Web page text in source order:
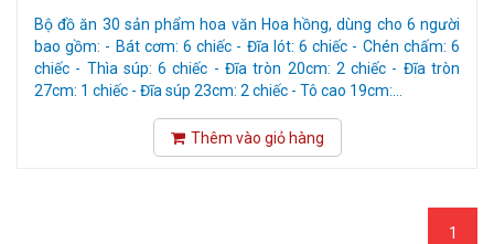
Bộ đồ ăn 30 sản phẩm hoa văn Hoa hồng, dùng cho 6 người
bao gồm: - Bát cơm: 6 chiếc - Đĩa lót: 6 chiếc - Chén chấm: 6
chiếc - Thìa súp: 6 chiếc - Đĩa tròn 20cm: 2 chiếc - Đĩa tròn
27cm: 1 chiếc - Đĩa súp 23cm: 2 chiếc - Tô cao 19cm:...
Thêm vào giỏ hàng
1